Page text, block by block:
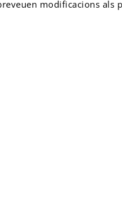
modificacions als